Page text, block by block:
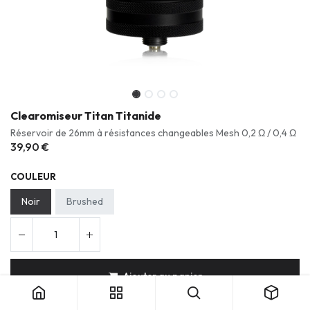
Clearomiseur Titan Titanide
Réservoir de 26mm à résistances changeables Mesh 0,2 Ω / 0,4 Ω
39,90 €
COULEUR
Noir Brushed
Ajouter au panier